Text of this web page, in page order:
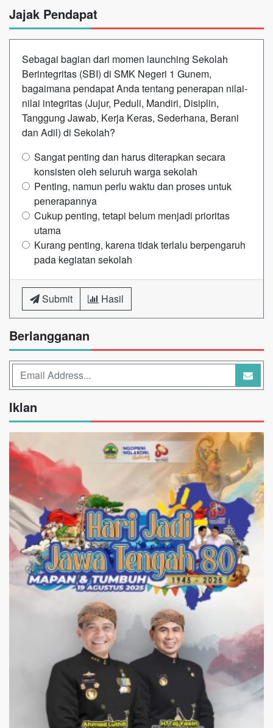
Jajak Pendapat
Sebagai bagian dari momen launching Sekolah
Berintegritas (SBI) di SMK Negeri 1 Gunem,
bagaimana pendapat Anda tentang penerapan nilai-
nilai integritas (Jujur, Peduli, Mandiri, Disiplin,
Tanggung Jawab, Kerja Keras, Sederhana, Berani
dan Adil) di Sekolah?
Sangat penting dan harus diterapkan secara
konsisten oleh seluruh warga sekolah
Penting, namun perlu waktu dan proses untuk
penerapannya
Cukup penting, tetapi belum menjadi prioritas
utama
Kurang penting, karena tidak terlalu berpengaruh
pada kegiatan sekolah
Submit Hasil
Berlangganan
Iklan